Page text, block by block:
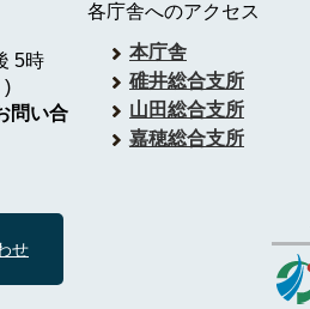
5時
)
問い合
せ
各庁舎へのアクセス
本庁舎
碓井総合支所
山田総合支所
嘉穂総合支所